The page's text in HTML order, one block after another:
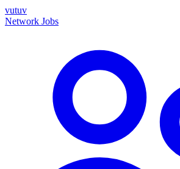
vutuv
Network Jobs